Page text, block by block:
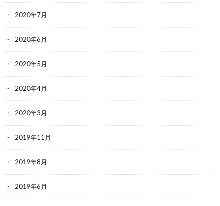
2020年7月
2020年6月
2020年5月
2020年4月
2020年3月
2019年11月
2019年8月
2019年6月